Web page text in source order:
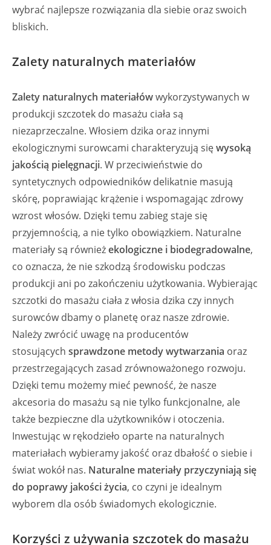
wybrać najlepsze rozwiązania dla siebie oraz swoich
bliskich.
Zalety naturalnych materiałów
Zalety naturalnych materiałówwykorzystywanych w
produkcji szczotek do masażu ciała są
niezaprzeczalne. Włosiem dzika oraz innymi
ekologicznymi surowcami charakteryzują sięwysoką
jakością pielęgnacji. W przeciwieństwie do
syntetycznych odpowiedników delikatnie masują
skórę, poprawiając krążenie i wspomagając zdrowy
wzrost włosów. Dzięki temu zabieg staje się
przyjemnością, a nie tylko obowiązkiem. Naturalne
materiały są równieżekologiczne i biodegradowalne,
co oznacza, że nie szkodzą środowisku podczas
produkcji ani po zakończeniu użytkowania. Wybierając
szczotki do masażu ciała z włosia dzika czy innych
surowców dbamy o planetę oraz nasze zdrowie.
Należy zwrócić uwagę na producentów
stosujących sprawdzone metody wytwarzania oraz
przestrzegających zasad zrównoważonego rozwoju.
Dzięki temu możemy mieć pewność, że nasze
akcesoria do masażu są nie tylko funkcjonalne, ale
także bezpieczne dla użytkowników i otoczenia.
Inwestując w rękodzieło oparte na naturalnych
materiałach wybieramy jakość oraz dbałość o siebie i
świat wokół nas. Naturalne materiały przyczyniają się
do poprawy jakości życia, co czyni je idealnym
wyborem dla osób świadomych ekologicznie.
Korzyści z używania szczotek do masażu